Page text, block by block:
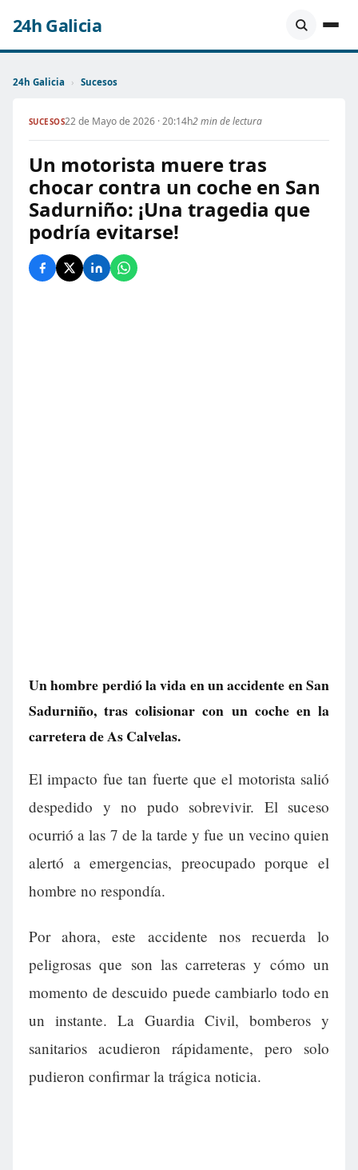
24h Galicia
24h Galicia › Sucesos
SUCESOS22 de Mayo de 2026 · 20:14h2 min de lectura
Un motorista muere tras
chocar contra un coche en San
Sadurniño: ¡Una tragedia que
podría evitarse!
Un hombre perdió la vida en un accidente en San
Sadurniño, tras colisionar con un coche en la
carretera de As Calvelas.
El impacto fue tan fuerte que el motorista salió
despedido y no pudo sobrevivir. El suceso
ocurrió a las 7 de la tarde y fue un vecino quien
alertó a emergencias, preocupado porque el
hombre no respondía.
Por ahora, este accidente nos recuerda lo
peligrosas que son las carreteras y cómo un
momento de descuido puede cambiarlo todo en
un instante. La Guardia Civil, bomberos y
sanitarios acudieron rápidamente, pero solo
pudieron confirmar la trágica noticia.